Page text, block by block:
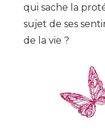
qui sache la
sujet de ses
de la vie ?